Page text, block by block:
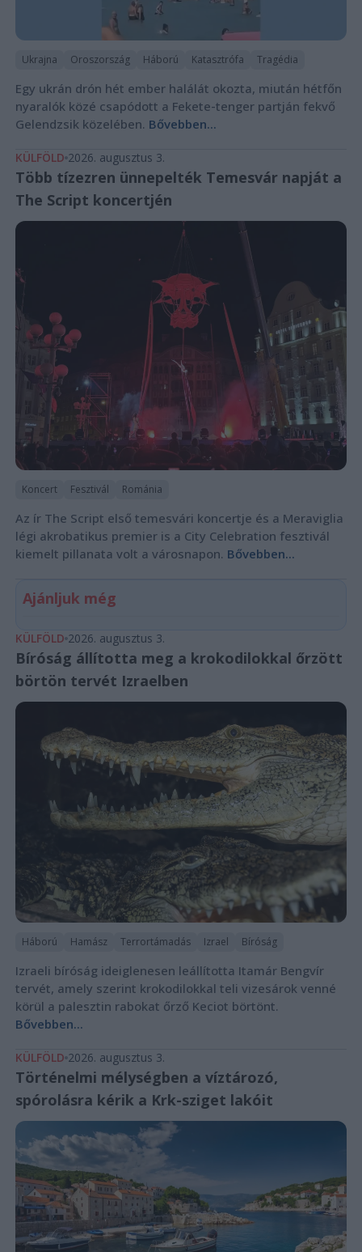
Ukrajna Oroszország Háború Katasztrófa Tragédia
Egy ukrán drón hét ember halálát okozta, miután hétfőn
nyaralók közé csapódott a Fekete-tenger partján fekvő
Gelendzsik közelében. Bővebben...
KÜLFÖLD 2026. augusztus 3.
Több tízezren ünnepelték Temesvár napját a
The Script koncertjén
Koncert Fesztivál Románia
Az ír The Script első temesvári koncertje és a Meraviglia
légi akrobatikus premier is a City Celebration fesztivál
kiemelt pillanata volt a városnapon. Bővebben...
Ajánljuk még
KÜLFÖLD 2026. augusztus 3.
Bíróság állította meg a krokodilokkal őrzött
börtön tervét Izraelben
Háború Hamász Terrortámadás Izrael Bíróság
Izraeli bíróság ideiglenesen leállította Itamár Bengvír
tervét, amely szerint krokodilokkal teli vizesárok venné
körül a palesztin rabokat őrző Keciot börtönt.
Bővebben...
KÜLFÖLD 2026. augusztus 3.
Történelmi mélységben a víztározó,
spórolásra kérik a Krk-sziget lakóit